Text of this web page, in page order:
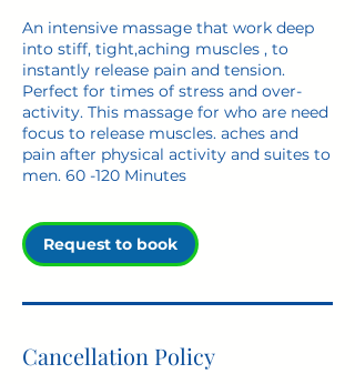
An intensive massage that work deep
into stiff, tight,aching muscles , to
instantly release pain and tension.
Perfect for times of stress and over-
activity. This massage for who are need
focus to release muscles. aches and
pain after physical activity and suites to
men. 60 -120 Minutes
Request to book
Cancellation Policy